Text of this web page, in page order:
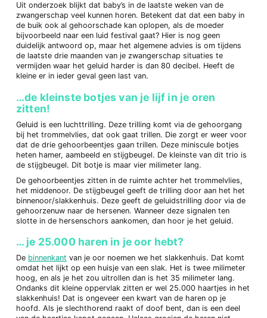
Uit onderzoek blijkt dat baby’s in de laatste weken van de
zwangerschap veel kunnen horen. Betekent dat dat een baby in
de buik ook al gehoorschade kan oplopen, als de moeder
bijvoorbeeld naar een luid festival gaat? Hier is nog geen
duidelijk antwoord op, maar het algemene advies is om tijdens
de laatste drie maanden van je zwangerschap situaties te
vermijden waar het geluid harder is dan 80 decibel. Heeft de
kleine er in ieder geval geen last van.
…de kleinste botjes van je lijf in je oren
zitten!
Geluid is een luchttrilling. Deze trilling komt via de gehoorgang
bij het trommelvlies, dat ook gaat trillen. Die zorgt er weer voor
dat de drie gehoorbeentjes gaan trillen. Deze miniscule botjes
heten hamer, aambeeld en stijgbeugel. De kleinste van dit trio is
de stijgbeugel. Dit botje is maar vier milimeter lang.
De gehoorbeentjes zitten in de ruimte achter het trommelvlies,
het middenoor. De stijgbeugel geeft de trilling door aan het het
binnenoor/slakkenhuis. Deze geeft de geluidstrilling door via de
gehoorzenuw naar de hersenen. Wanneer deze signalen ten
slotte in de hersenschors aankomen, dan hoor je het geluid.
… je 25.000 haren in je oor hebt?
De binnenkant van je oor noemen we het slakkenhuis. Dat komt
omdat het lijkt op een huisje van een slak. Het is twee milimeter
hoog, en als je het zou uitrollen dan is het 35 milimeter lang.
Ondanks dit kleine oppervlak zitten er wel 25.000 haartjes in het
slakkenhuis! Dat is ongeveer een kwart van de haren op je
hoofd. Als je slechthorend raakt of doof bent, dan is een deel